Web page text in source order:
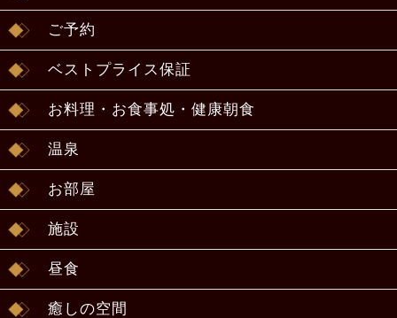
ご予約
ベストプライス保証
お料理・お食事処・健康朝食
温泉
お部屋
施設
昼食
癒しの空間